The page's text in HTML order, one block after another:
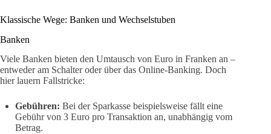
Klassische Wege: Banken und Wechselstuben
Banken
Viele Banken bieten den Umtausch von Euro in Franken an –
entweder am Schalter oder über das Online-Banking. Doch
hier lauern Fallstricke:
Gebühren: Bei der Sparkasse beispielsweise fällt eine
Gebühr von 3 Euro pro Transaktion an, unabhängig vom
Betrag.